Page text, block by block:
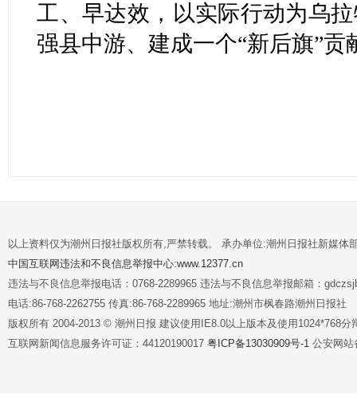
工、早达效，以实际行动为乌
强县中游、建成一个“新后旗”
以上资料仅为潮州日报社版权所有,严禁转载。 承办单位:潮州日报社新媒体
中国互联网违法和不良信息举报中心:www.12377.cn
违法与不良信息举报电话：0768-2289965 违法与不良信息举报邮箱：
电话:86-768-2262755 传真:86-768-2289965 地址:潮州市枫春路潮州日报社
版权所有 2004-2013 © 潮州日报 建议使用IE8.0以上版本及使用1024*768分
互联网新闻信息服务许可证：44120190017 粤ICP备13030909号-1 公安网站